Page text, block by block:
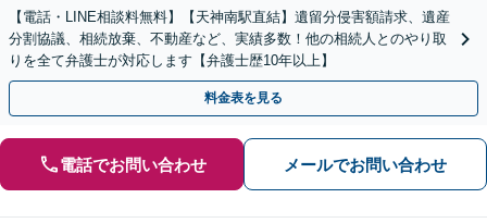
【電話・LINE相談料無料】【天神南駅直結】遺留分侵害額請求、遺産
分割協議、相続放棄、不動産など、実績多数！他の相続人とのやり取
りを全て弁護士が対応します【弁護士歴10年以上】
料金表を見る
電話でお問い合わせ メールでお問い合わせ